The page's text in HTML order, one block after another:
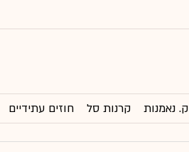
ק. נאמנות קרנות סל חוזים עתידיים